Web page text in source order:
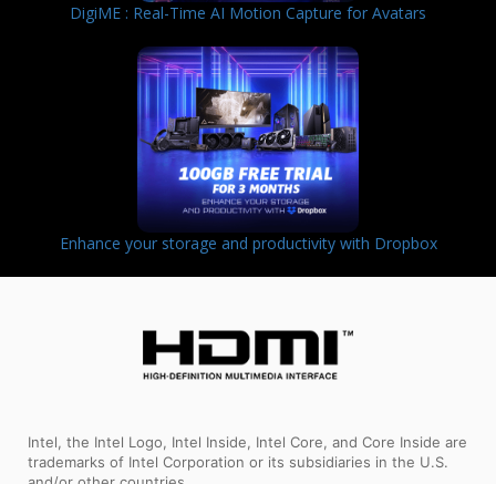
DigiME : Real-Time AI Motion Capture for Avatars
Enhance your storage and productivity with Dropbox
Intel, the Intel Logo, Intel Inside, Intel Core, and Core Inside are
trademarks of Intel Corporation or its subsidiaries in the U.S.